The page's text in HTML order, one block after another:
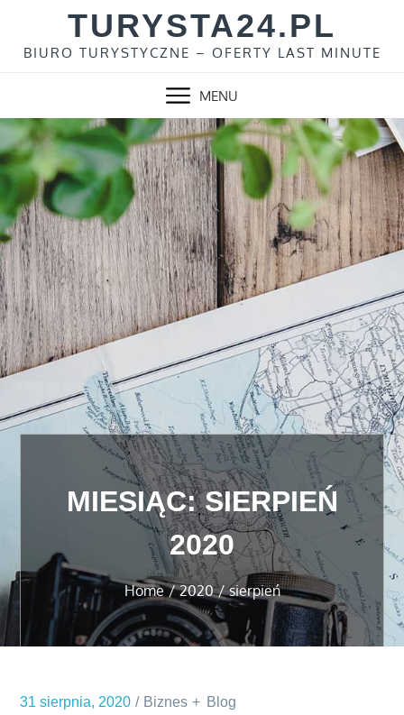
content
TURYSTA24.PL
BIURO TURYSTYCZNE – OFERTY LAST MINUTE
MENU
MIESIĄC:SIERPIEŃ
2020
Home 2020 sierpień
31 sierpnia, 2020 Biznes Blog